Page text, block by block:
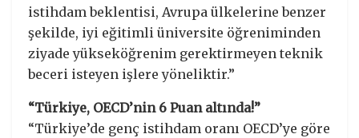
istihdam beklentisi, Avrupa ülkelerine benzer
şekilde, iyi eğitimli üniversite öğreniminden
ziyade yükseköğrenim gerektirmeyen teknik
beceri isteyen işlere yöneliktir.”
“Türkiye, OECD’nin 6 Puan altında!”
“Türkiye’de genç istihdam oranı OECD’ye göre